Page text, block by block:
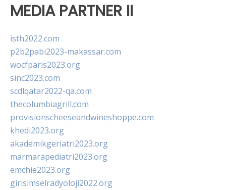
MEDIA PARTNER II
isth2022.com
p2b2pabi2023-makassar.com
wocfparis2023.org
sinc2023.com
scdlqatar2022-qa.com
thecolumbiagrill.com
provisionscheeseandwineshoppe.com
khedi2023.org
akademikgeriatri2023.org
marmarapediatri2023.org
emchie2023.org
girisimselradyoloji2022.org